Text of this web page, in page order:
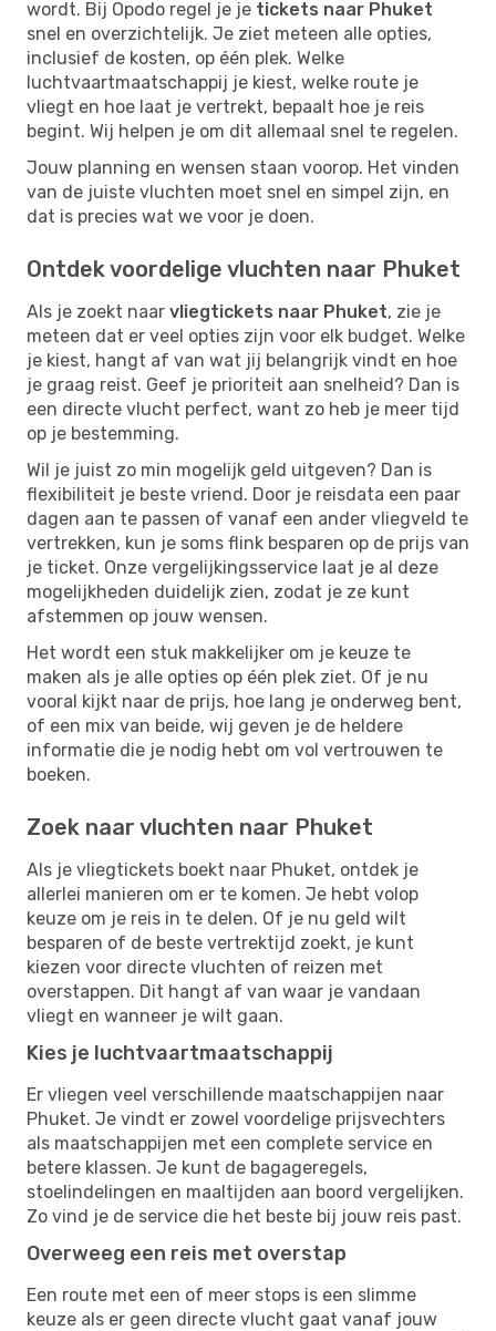
wordt. Bij Opodo regel je je tickets naar Phuket
snel en overzichtelijk. Je ziet meteen alle opties,
inclusief de kosten, op één plek. Welke
luchtvaartmaatschappij je kiest, welke route je
vliegt en hoe laat je vertrekt, bepaalt hoe je reis
begint. Wij helpen je om dit allemaal snel te regelen.
Jouw planning en wensen staan voorop. Het vinden
van de juiste vluchten moet snel en simpel zijn, en
dat is precies wat we voor je doen.
Ontdek voordelige vluchten naar Phuket
Als je zoekt naar vliegtickets naar Phuket, zie je
meteen dat er veel opties zijn voor elk budget. Welke
je kiest, hangt af van wat jij belangrijk vindt en hoe
je graag reist. Geef je prioriteit aan snelheid? Dan is
een directe vlucht perfect, want zo heb je meer tijd
op je bestemming.
Wil je juist zo min mogelijk geld uitgeven? Dan is
flexibiliteit je beste vriend. Door je reisdata een paar
dagen aan te passen of vanaf een ander vliegveld te
vertrekken, kun je soms flink besparen op de prijs van
je ticket. Onze vergelijkingsservice laat je al deze
mogelijkheden duidelijk zien, zodat je ze kunt
afstemmen op jouw wensen.
Het wordt een stuk makkelijker om je keuze te
maken als je alle opties op één plek ziet. Of je nu
vooral kijkt naar de prijs, hoe lang je onderweg bent,
of een mix van beide, wij geven je de heldere
informatie die je nodig hebt om vol vertrouwen te
boeken.
Zoek naar vluchten naar Phuket
Als je vliegtickets boekt naar Phuket, ontdek je
allerlei manieren om er te komen. Je hebt volop
keuze om je reis in te delen. Of je nu geld wilt
besparen of de beste vertrektijd zoekt, je kunt
kiezen voor directe vluchten of reizen met
overstappen. Dit hangt af van waar je vandaan
vliegt en wanneer je wilt gaan.
Kies je luchtvaartmaatschappij
Er vliegen veel verschillende maatschappijen naar
Phuket. Je vindt er zowel voordelige prijsvechters
als maatschappijen met een complete service en
betere klassen. Je kunt de bagageregels,
stoelindelingen en maaltijden aan boord vergelijken.
Zo vind je de service die het beste bij jouw reis past.
Overweeg een reis met overstap
Een route met een of meer stops is een slimme
keuze als er geen directe vlucht gaat vanaf jouw